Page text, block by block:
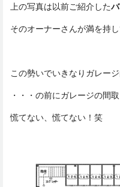
上の写真は以前ご紹介した
そのオーナーさんが満を持
この勢いでいきなりガレージ
・・・の前にガレージの間
慌てない、慌てない！笑